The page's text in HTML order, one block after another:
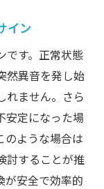
な道具と注
覧
方法
のポイント
イン
です。正常状態
然異音を発し始
れません。さら
安定になった場
のような場合は
討することが推
が安全で効率的